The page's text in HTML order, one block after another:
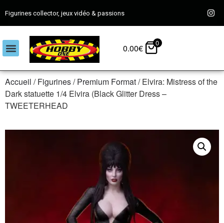
Figurines collector, jeux vidéo & passions
0.00€ 0
Accueil /Figurines/Premium Format/ Elvira: Mistress of the
Dark statuette 1/4 Elvira (Black Glitter Dress –
TWEETERHEAD